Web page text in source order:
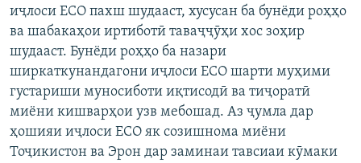
иҷлоси ЕСО пахш шудааст, хусусан ба бунёди роҳҳо
ва шабакаҳои иртиботӣ таваҷҷӯҳи хос зоҳир
шудааст. Бунёди роҳҳо ба назари
ширкаткунандагони иҷлоси ЕСО шарти муҳими
густариши муносиботи иқтисодӣ ва тиҷоратӣ
миёни кишварҳои узв мебошад. Аз ҷумла дар
ҳошияи иҷлоси ЕСО як созишнома миёни
Тоҷикистон ва Эрон дар заминаи тавсиаи кӯмаки